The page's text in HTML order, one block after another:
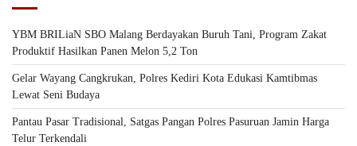
YBM BRILiaN SBO Malang Berdayakan Buruh Tani, Program Zakat
Produktif Hasilkan Panen Melon 5,2 Ton
Gelar Wayang Cangkrukan, Polres Kediri Kota Edukasi Kamtibmas
Lewat Seni Budaya
Pantau Pasar Tradisional, Satgas Pangan Polres Pasuruan Jamin Harga
Telur Terkendali